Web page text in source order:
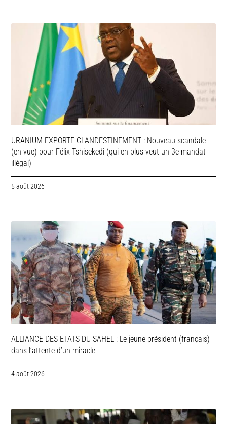
URANIUM EXPORTE CLANDESTINEMENT : Nouveau scandale
(en vue) pour Félix Tshisekedi (qui en plus veut un 3e mandat
illégal)
5 août 2026
ALLIANCE DES ETATS DU SAHEL : Le jeune président (français)
dans l’attente d’un miracle
4 août 2026